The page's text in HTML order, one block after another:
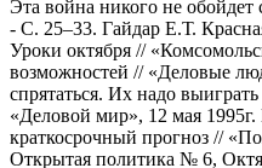
Эта война никого не
- С. 25–33. Гайдар Е.Т.
Уроки октября //
возможностей // «Деловые
спрятаться. Их надо
«Деловой мир», 12 мая 1995г.
краткосрочный прогноз //
Открытая политика № 6,